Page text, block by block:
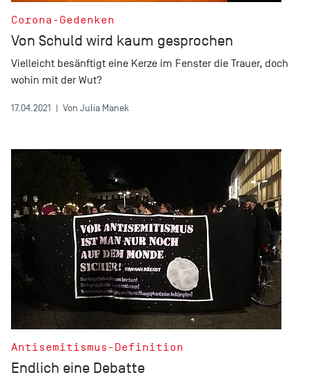
Corona-Gedenken
Von Schuld wird kaum gesprochen
Vielleicht besänftigt eine Kerze im Fenster die Trauer, doch
wohin mit der Wut?
17.04.2021 | Von Julia Manek
Antisemitismus-Definition
Endlich eine Debatte